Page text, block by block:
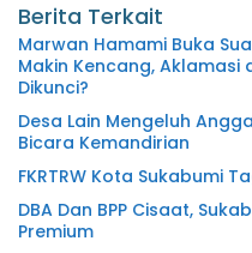
Berita Terkait
Marwan Hamami Buka
Makin Kencang,
Dikunci?
Desa Lain Mengeluh
Bicara Kemandirian
FKRTRW Kota Sukabumi
DBA Dan BPP Cisaat,
Premium